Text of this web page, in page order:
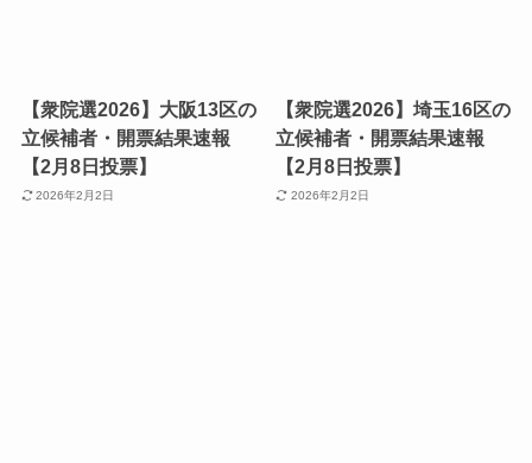
【衆院選2026】大阪13区の
立候補者・開票結果速報
【2月8日投票】
2026年2月2日
【衆院選2026】埼玉16区の
立候補者・開票結果速報
【2月8日投票】
2026年2月2日